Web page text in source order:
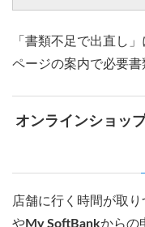
「書類不足で出直し
ページの案内で必要書
オンラインショッ
店舗に行く時間が取り
やMy SoftBankからの